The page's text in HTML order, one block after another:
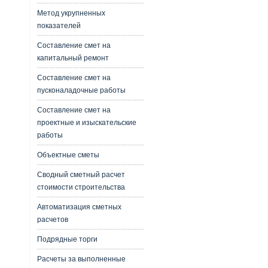
Метод укрупненных
показателей
Составление смет на
капитальный ремонт
Составление смет на
пусконаладочные работы
Составление смет на
проектные и изыскательские
работы
Объектные сметы
Сводный сметный расчет
стоимости строительства
Автоматизация сметных
расчетов
Подрядные торги
Расчеты за выполненные